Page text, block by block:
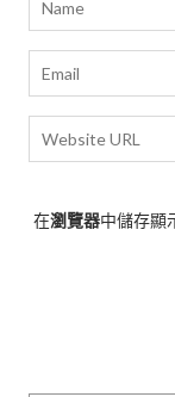
在瀏覽器中儲存顯